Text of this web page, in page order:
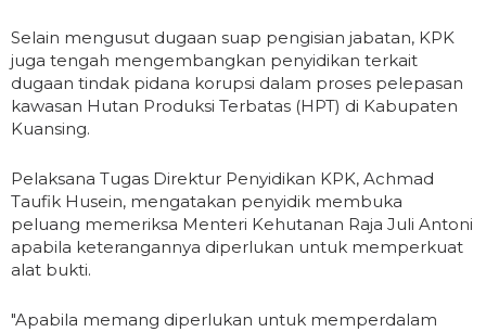
Selain mengusut dugaan suap pengisian jabatan, KPK
juga tengah mengembangkan penyidikan terkait
dugaan tindak pidana korupsi dalam proses pelepasan
kawasan Hutan Produksi Terbatas (HPT) di Kabupaten
Kuansing.
Pelaksana Tugas Direktur Penyidikan KPK, Achmad
Taufik Husein, mengatakan penyidik membuka
peluang memeriksa Menteri Kehutanan Raja Juli Antoni
apabila keterangannya diperlukan untuk memperkuat
alat bukti.
"Apabila memang diperlukan untuk memperdalam